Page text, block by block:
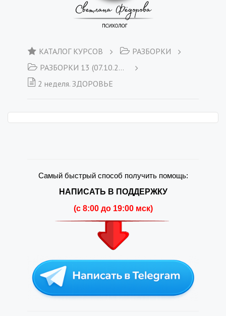
КАТАЛОГ КУРСОВ
РАЗБОРКИ
РАЗБОРКИ 13 (07.10.2019)
2 неделя. ЗДОРОВЬЕ
Самый быстрый способ получить помощь:
НАПИСАТЬ В ПОДДЕРЖКУ
(c 8:00 до 19:00 мск)